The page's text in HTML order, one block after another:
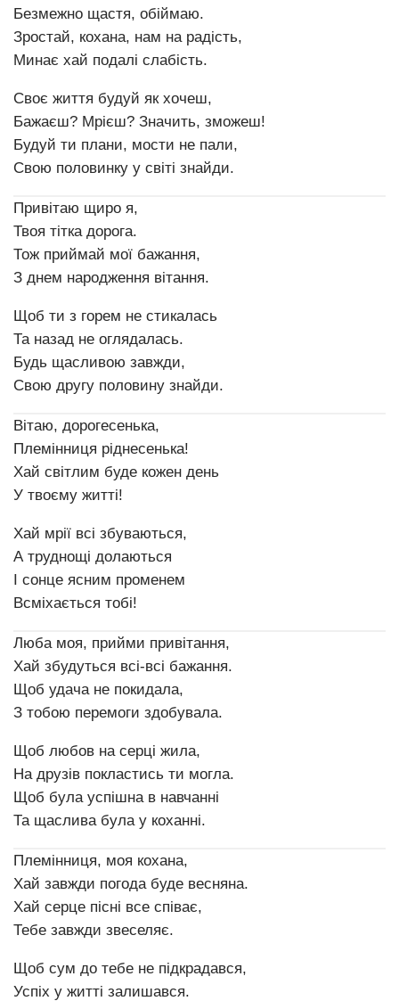
Безмежно щастя, обіймаю.
Зростай, кохана, нам на радість,
Минає хай подалі слабість.
Своє життя будуй як хочеш,
Бажаєш? Мрієш? Значить, зможеш!
Будуй ти плани, мости не пали,
Свою половинку у світі знайди.
Привітаю щиро я,
Твоя тітка дорога.
Тож приймай мої бажання,
З днем народження вітання.
Щоб ти з горем не стикалась
Та назад не оглядалась.
Будь щасливою завжди,
Свою другу половину знайди.
Вітаю, дорогесенька,
Племінниця ріднесенька!
Хай світлим буде кожен день
У твоєму житті!
Хай мрії всі збуваються,
А труднощі долаються
І сонце ясним променем
Всміхається тобі!
Люба моя, прийми привітання,
Хай збудуться всі-всі бажання.
Щоб удача не покидала,
З тобою перемоги здобувала.
Щоб любов на серці жила,
На друзів покластись ти могла.
Щоб була успішна в навчанні
Та щаслива була у коханні.
Племінниця, моя кохана,
Хай завжди погода буде весняна.
Хай серце пісні все співає,
Тебе завжди звеселяє.
Щоб сум до тебе не підкрадався,
Успіх у житті залишався.